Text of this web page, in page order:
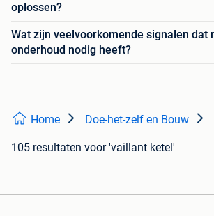
oplossen?
Wat zijn veelvoorkomende signalen dat
onderhoud nodig heeft?
Home Doe-het-zelf en Bouw
105 resultaten voor 'vaillant ketel'